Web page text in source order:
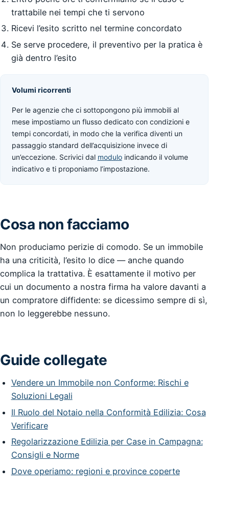
trattabile nei tempi che ti servono
Ricevi l’esito scritto nel termine concordato
Se serve procedere, il preventivo per la pratica è
già dentro l’esito
Volumi ricorrenti
Per le agenzie che ci sottopongono più immobili al
mese impostiamo un flusso dedicato con condizioni e
tempi concordati, in modo che la verifica diventi un
passaggio standard dell’acquisizione invece di
un’eccezione. Scrivici dal moduloindicando il volume
indicativo e ti proponiamo l’impostazione.
Cosa non facciamo
Non produciamo perizie di comodo. Se un immobile
ha una criticità, l’esito lo dice — anche quando
complica la trattativa. È esattamente il motivo per
cui un documento a nostra firma ha valore davanti a
un compratore diffidente: se dicessimo sempre di sì,
non lo leggerebbe nessuno.
Guide collegate
Vendere un Immobile non Conforme: Rischi e
Soluzioni Legali
Il Ruolo del Notaio nella Conformità Edilizia: Cosa
Verificare
Regolarizzazione Edilizia per Case in Campagna:
Consigli e Norme
Dove operiamo: regioni e province coperte